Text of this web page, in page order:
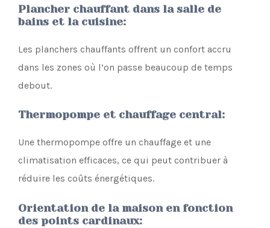
Plancher chauffant dans la salle de
bains et la cuisine:
Les planchers chauffants offrent un confort accru
dans les zones où l’on passe beaucoup de temps
debout.
Thermopompe et chauffage central:
Une thermopompe offre un chauffage et une
climatisation efficaces, ce qui peut contribuer à
réduire les coûts énergétiques.
Orientation de la maison en fonction
des points cardinaux: